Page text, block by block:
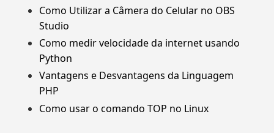
Como Utilizar a Câmera do Celular no OBS
Studio
Como medir velocidade da internet usando
Python
Vantagens e Desvantagens da Linguagem
PHP
Como usar o comando TOP no Linux